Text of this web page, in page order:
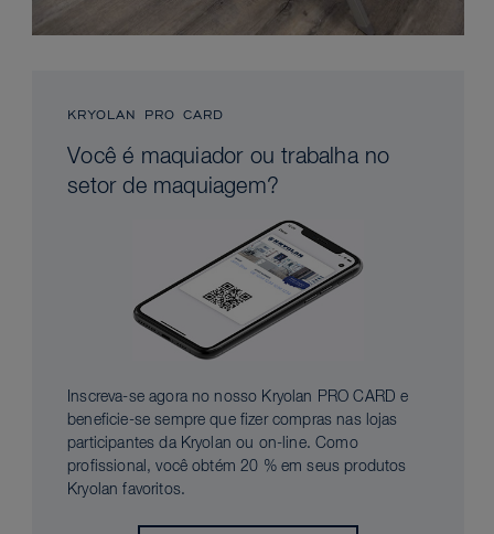
KRYOLAN PRO CARD
Você é maquiador ou trabalha no
setor de maquiagem?
Inscreva-se agora no nosso Kryolan PRO CARD e
beneficie-se sempre que fizer compras nas lojas
participantes da Kryolan ou on-line. Como
profissional, você obtém 20 % em seus produtos
Kryolan favoritos.